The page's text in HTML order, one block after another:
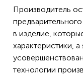
Производитель
в изделие,
характеристики,
технологии